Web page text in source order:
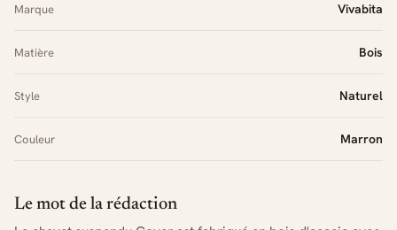
Marque Vivabita
Matière Bois
Style Naturel
Couleur Marron
Le mot de la rédaction